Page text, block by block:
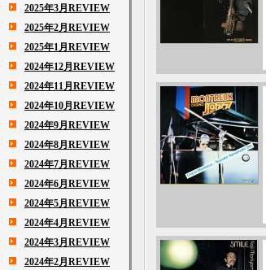
2025年3月REVIEW
2025年2月REVIEW
2025年1月REVIEW
2024年12月REVIEW
2024年11月REVIEW
2024年10月REVIEW
2024年9月REVIEW
2024年8月REVIEW
2024年7月REVIEW
2024年6月REVIEW
2024年5月REVIEW
2024年4月REVIEW
2024年3月REVIEW
2024年2月REVIEW